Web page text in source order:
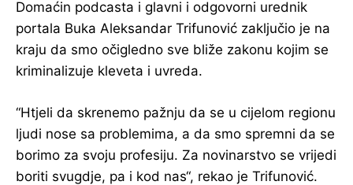
Domaćin podcasta i glavni i odgovorni urednik
portala Buka Aleksandar Trifunović zaključio je na
kraju da smo očigledno sve bliže zakonu kojim se
kriminalizuje kleveta i uvreda.
“Htjeli da skrenemo pažnju da se u cijelom regionu
ljudi nose sa problemima, a da smo spremni da se
borimo za svoju profesiju. Za novinarstvo se vrijedi
boriti svugdje, pa i kod nas“, rekao je Trifunović.